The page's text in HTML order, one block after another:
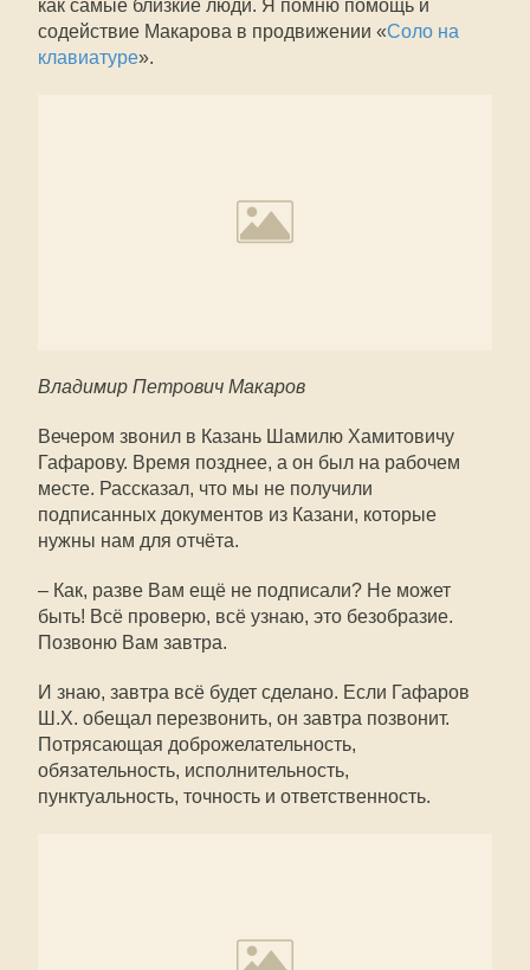
как самые близкие люди. Я помню помощь и
содействие Макарова в продвижении «Соло на
клавиатуре».
Владимир Петрович Макаров
Вечером звонил в Казань Шамилю Хамитовичу
Гафарову. Время позднее, а он был на рабочем
месте. Рассказал, что мы не получили
подписанных документов из Казани, которые
нужны нам для отчёта.
– Как, разве Вам ещё не подписали? Не может
быть! Всё проверю, всё узнаю, это безобразие.
Позвоню Вам завтра.
И знаю, завтра всё будет сделано. Если Гафаров
Ш.Х. обещал перезвонить, он завтра позвонит.
Потрясающая доброжелательность,
обязательность, исполнительность,
пунктуальность, точность и ответственность.